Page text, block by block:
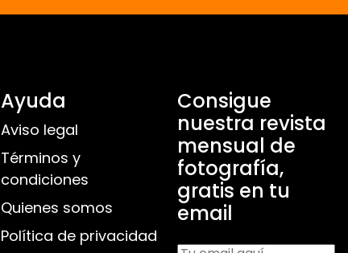
Ayuda
Aviso legal
Términos y
condiciones
Quienes somos
Política de privacidad
Consigue
nuestra revista
mensual de
fotografía,
gratis en tu
email